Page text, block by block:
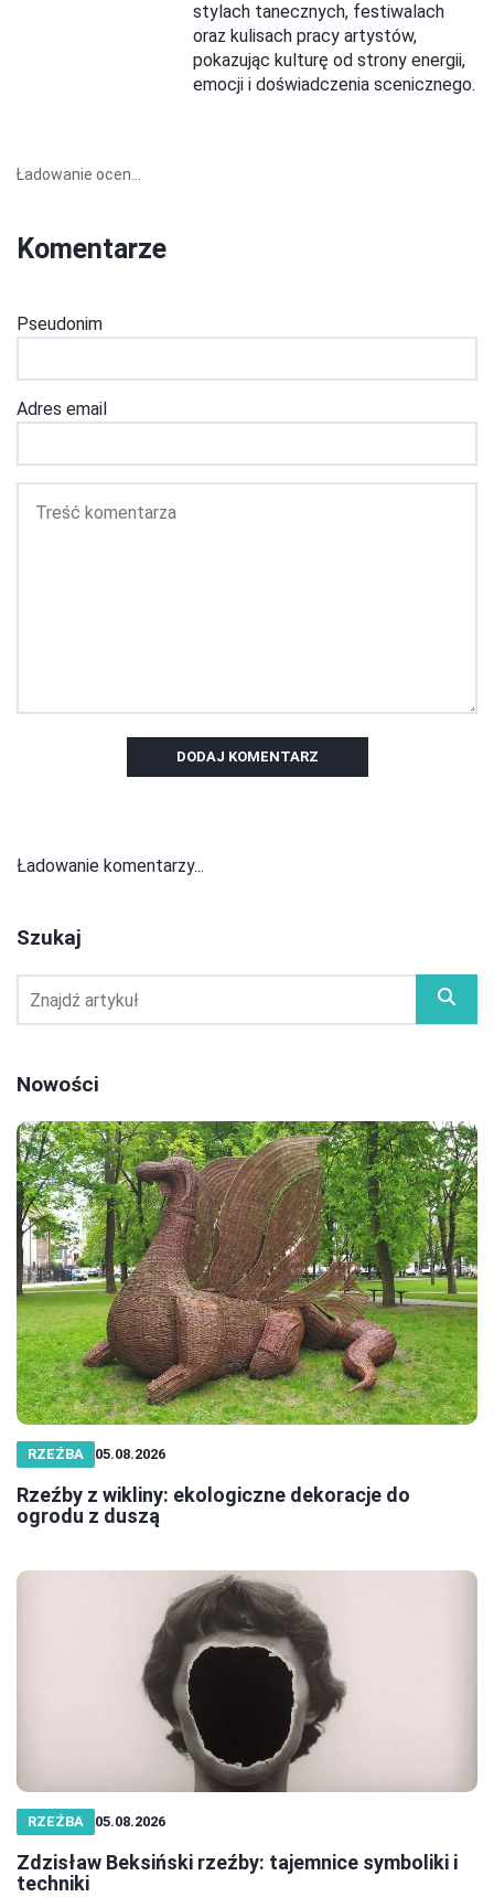
stylach tanecznych, festiwalach
oraz kulisach pracy artystów,
pokazując kulturę od strony energii,
emocji i doświadczenia scenicznego.
Ładowanie ocen...
Komentarze
Pseudonim
Adres email
DODAJ KOMENTARZ
Ładowanie komentarzy...
Szukaj
Nowości
RZEŹBA 05.08.2026
Rzeźby z wikliny: ekologiczne dekoracje do
ogrodu z duszą
RZEŹBA 05.08.2026
Zdzisław Beksiński rzeźby: tajemnice symboliki i
techniki